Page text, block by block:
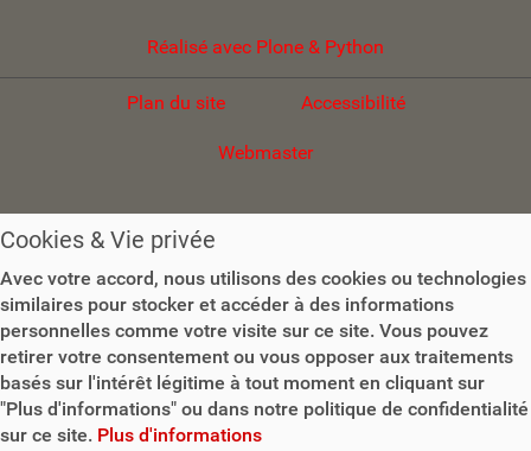
o
Réalisé avec Plone & Python
Plan du site Accessibilité
Webmaster
Cookies & Vie privée
Avec votre accord, nous utilisons des cookies ou technologies
similaires pour stocker et accéder à des informations
personnelles comme votre visite sur ce site. Vous pouvez
retirer votre consentement ou vous opposer aux traitements
basés sur l'intérêt légitime à tout moment en cliquant sur
"Plus d'informations" ou dans notre politique de confidentialité
sur ce site. Plus d'informations